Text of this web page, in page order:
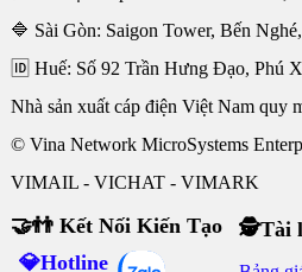
🔷 Sài Gòn: Saigon Tower, Bến
🆔 Huế: Số 92 Trần Hưng Đạo, Phú
Nhà sản xuất cáp điện Việt Nam quy
© Vina Network MicroSystems
VIMAIL - VICHAT - VIMARK
🤝👬 Kết Nối Kiến Tạo
💎Hotline
🕵Tài